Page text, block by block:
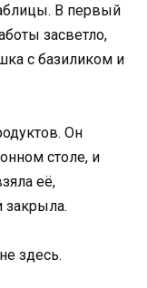
В первый
засветло,
с базиликом и
Он
столе, и
её,
закрыла.
здесь.